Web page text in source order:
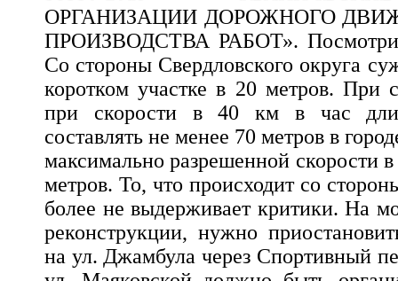
ОРГАНИЗАЦИИ ДОРОЖНОГО
ПРОИЗВОДСТВА РАБОТ».
Со стороны Свердловского округа
коротком участке в 20 метров. При
при скорости в 40 км в час
составлять не менее 70 метров в
максимально разрешенной скорости
метров. То, что происходит со
более не выдерживает критики. На
реконструкции, нужно
на ул. Джамбула через Спортивный